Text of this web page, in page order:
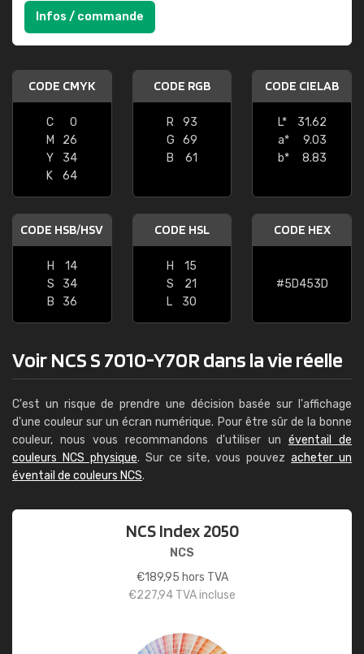
Infos / commande
CODE CMYK
C
0
M
26
Y
34
K
64
CODE RGB
R
93
G
69
B
61
CODE CIELAB
L*
31.62
a*
9.03
b*
8.83
CODE HSB/HSV
H
14
S
34
B
36
CODE HSL
H
15
S
21
L
30
CODE HEX
#5D453D
Voir NCS S 7010-Y70R dans la vie réelle
C'est un risque de prendre une décision basée sur l'affichage
d'une couleur sur un écran numérique. Pour être sûr de la bonne
couleur, nous vous recommandons d'utiliser un éventail de
couleurs NCS physique. Sur ce site, vous pouvezacheter un
éventail de couleurs NCS.
NCS Index 2050
NCS
€189,95 hors TVA
€227,94 TVA incluse